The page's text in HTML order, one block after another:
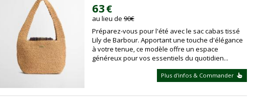
63€
au lieu de 90€
Préparez-vous pour l'été avec le sac cabas tissé
Lily de Barbour. Apportant une touche d'élégance
à votre tenue, ce modèle offre un espace
généreux pour vos essentiels du quotidien...
Plus d'infos & Commander